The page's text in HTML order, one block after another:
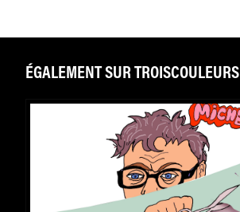
ÉGALEMENT SUR TROISCOULEURS